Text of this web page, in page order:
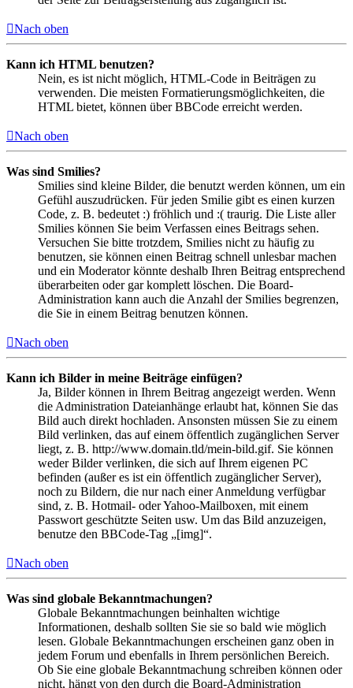
Nach oben
Kann ich HTML benutzen?
Nein, es ist nicht möglich, HTML-Code in Beiträgen zu
verwenden. Die meisten Formatierungsmöglichkeiten, die
HTML bietet, können über BBCode erreicht werden.
Nach oben
Was sind Smilies?
Smilies sind kleine Bilder, die benutzt werden können, um ein
Gefühl auszudrücken. Für jeden Smilie gibt es einen kurzen
Code, z. B. bedeutet :) fröhlich und :( traurig. Die Liste aller
Smilies können Sie beim Verfassen eines Beitrags sehen.
Versuchen Sie bitte trotzdem, Smilies nicht zu häufig zu
benutzen, sie können einen Beitrag schnell unlesbar machen
und ein Moderator könnte deshalb Ihren Beitrag entsprechend
überarbeiten oder gar komplett löschen. Die Board-
Administration kann auch die Anzahl der Smilies begrenzen,
die Sie in einem Beitrag benutzen können.
Nach oben
Kann ich Bilder in meine Beiträge einfügen?
Ja, Bilder können in Ihrem Beitrag angezeigt werden. Wenn
die Administration Dateianhänge erlaubt hat, können Sie das
Bild auch direkt hochladen. Ansonsten müssen Sie zu einem
Bild verlinken, das auf einem öffentlich zugänglichen Server
liegt, z. B. http://www.domain.tld/mein-bild.gif. Sie können
weder Bilder verlinken, die sich auf Ihrem eigenen PC
befinden (außer es ist ein öffentlich zugänglicher Server),
noch zu Bildern, die nur nach einer Anmeldung verfügbar
sind, z. B. Hotmail- oder Yahoo-Mailboxen, mit einem
Passwort geschützte Seiten usw. Um das Bild anzuzeigen,
benutze den BBCode-Tag „[img]“.
Nach oben
Was sind globale Bekanntmachungen?
Globale Bekanntmachungen beinhalten wichtige
Informationen, deshalb sollten Sie sie so bald wie möglich
lesen. Globale Bekanntmachungen erscheinen ganz oben in
jedem Forum und ebenfalls in Ihrem persönlichen Bereich.
Ob Sie eine globale Bekanntmachung schreiben können oder
nicht, hängt von den durch die Board-Administration